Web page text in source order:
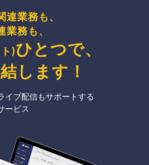
連業務も、
業務も、
)ひとつで、
します ！
イブ配信もサポートする
ービス